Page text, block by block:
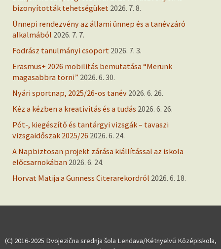
bizonyították tehetségüket 2026. 7. 8.
Ünnepi rendezvény az állami ünnep és a tanévzáró
alkalmából 2026. 7. 7.
Fodrász tanulmányi csoport 2026. 7. 3.
Erasmus+ 2026 mobilitás bemutatása “Merünk
magasabbra törni” 2026. 6. 30.
Nyári sportnap, 2025/26-os tanév 2026. 6. 26.
Kéz a kézben a kreativitás és a tudás 2026. 6. 26.
Pót-, kiegészítő és tantárgyi vizsgák – tavaszi
vizsgaidőszak 2025/26 2026. 6. 24.
A Napbiztosan projekt zárása kiállítással az iskola
előcsarnokában 2026. 6. 24.
Horvat Matija a Gunness Citerarekordról 2026. 6. 18.
(C) 2016-2025 Dvojezična srednja šola Lendava/Kétnyelvű Középiskola,